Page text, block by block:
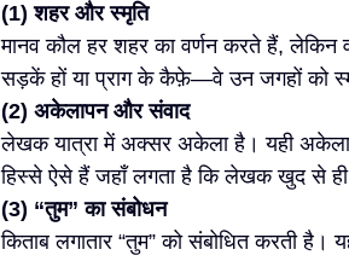
(1) शहर और स्मृति
मानव कौल हर शहर का वर्णन करते हैं, लेकिन
सड़कें हों या प्राग के कैफ़े—वे उन जगहों को
(2) अकेलापन और संवाद
लेखक यात्रा में अक्सर अकेला है। यही
हिस्से ऐसे हैं जहाँ लगता है कि लेखक खुद से ही
(3) “तुम” का संबोधन
किताब लगातार “तुम” को संबोधित करती